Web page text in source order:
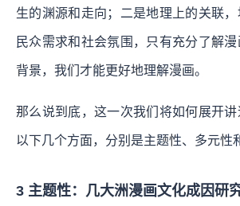
生的渊源和走向；二是地理上的关联
民众需求和社会氛围，只有充分了解
背景，我们才能更好地理解漫画。
那么说到底，这一次我们将如何展开
以下几个方面，分别是主题性、多元性
3 主题性：几大洲漫画文化成因研